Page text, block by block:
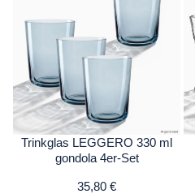
Trinkglas LEGGERO 330 ml
gondola 4er-Set
35,80 €